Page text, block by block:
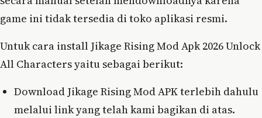
game ini tidak tersedia di toko aplikasi resmi.
Untuk cara install Jikage Rising Mod Apk 2026 Unlock
All Characters yaitu sebagai berikut:
Download Jikage Rising Mod APK terlebih dahulu
melalui link yang telah kami bagikan di atas.